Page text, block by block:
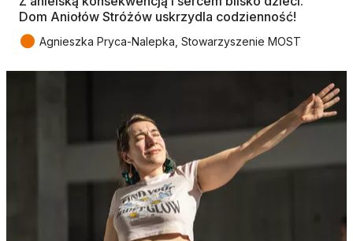
Dom Aniołów Stróżów uskrzydla codzienność!
● Agnieszka Pryca-Nalepka, Stowarzyszenie MOST